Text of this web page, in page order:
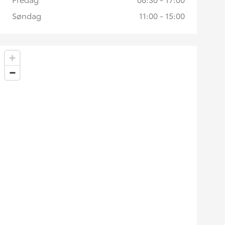
Søndag
11:00 - 15:00